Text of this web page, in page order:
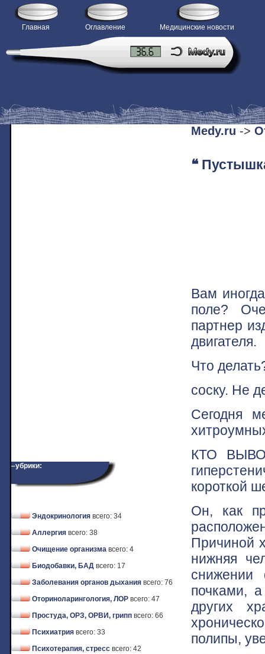
Главная Оглавление Медицинские новости
–убрики:
Эндокринология всего: 34
Аллергия всего: 38
Очищение организма всего: 4
Биодобавки, БАД всего: 17
Заболевания органов дыхания всего: 76
Оториноларингология, ЛОР всего: 47
Простуда, ОРЗ, ОРВИ, грипп всего: 66
Психиатрия всего: 33
Психотерапия, стресс всего: 42
Medy.ru ->
❝
Вам
поле?
партнер
двигателя.
Что
соску. Не
Сегодня
КТО
короткой
Он, как
Причиной
нижняя
снижении
почками,
других
полипы,